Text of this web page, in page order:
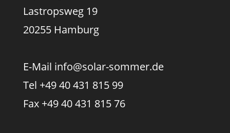
Lastropsweg 19
20255 Hamburg
E-Mail info@solar-sommer.de
Tel +49 40 431 815 99
Fax +49 40 431 815 76